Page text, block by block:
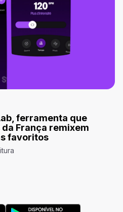
ferramenta que
França remixem
favoritos